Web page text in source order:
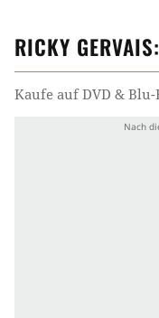
RICKY GERVAIS
Kaufe auf DVD & Blu-